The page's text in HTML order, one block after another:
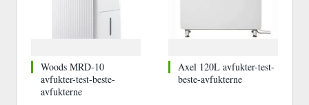
Woods MRD-10
avfukter-test-beste-
avfukterne
Axel 120L avfukter-test-
beste-avfukterne